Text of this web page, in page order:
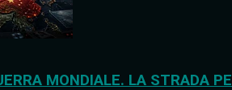
MONDIALE. LA STRADA